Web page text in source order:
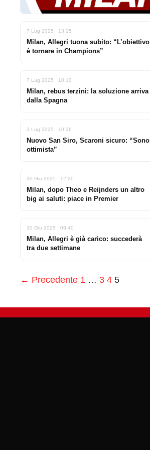
7 Lug 2025 · 13:25
Milan, Allegri tuona subito: “L’obiettivo
è tornare in Champions”
7 Lug 2025 · 10:10
Milan, rebus terzini: la soluzione arriva
dalla Spagna
3 Lug 2025 · 10:36
Nuovo San Siro, Scaroni sicuro: “Sono
ottimista”
30 Giu 2025 · 12:20
Milan, dopo Theo e Reijnders un altro
big ai saluti: piace in Premier
30 Giu 2025 · 09:40
Milan, Allegri è già carico: succederà
tra due settimane
← Precedente 1 … 3 4 5